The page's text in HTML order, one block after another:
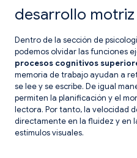
desarrollo motriz
Dentro de la sección de
podemos olvidar las funciones
procesos cognitivos
memoria de trabajo ayudan a
se lee y se escribe. De igual
permiten la planificación y el
lectora. Por tanto, la velocidad
directamente en la fluidez y en
estímulos visuales.